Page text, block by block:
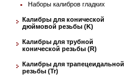
Наборы калибров гладких
Калибры для конической
дюймовой резьбы (K)
Калибры для трубной
конической резьбы (R)
Калибры для трапецеидальной
резьбы (Tr)